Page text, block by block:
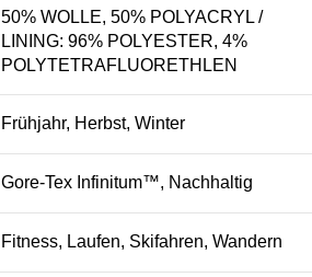
50% WOLLE, 50% POLYACRYL /
LINING: 96% POLYESTER, 4%
POLYTETRAFLUORETHLEN
Frühjahr, Herbst, Winter
Gore-Tex Infinitum™, Nachhaltig
Fitness, Laufen, Skifahren, Wandern